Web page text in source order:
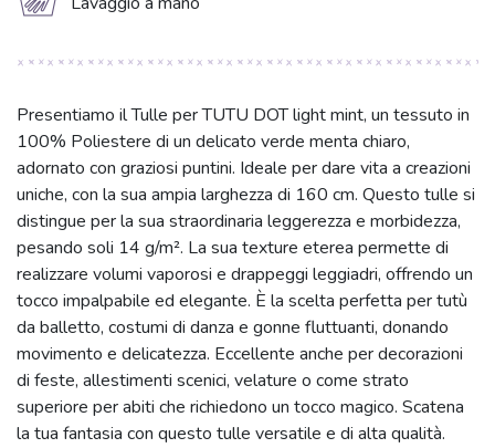
Presentiamo il Tulle per TUTU DOT light mint, un tessuto in
100% Poliestere di un delicato verde menta chiaro,
adornato con graziosi puntini. Ideale per dare vita a creazioni
uniche, con la sua ampia larghezza di 160 cm. Questo tulle si
distingue per la sua straordinaria leggerezza e morbidezza,
pesando soli 14 g/m². La sua texture eterea permette di
realizzare volumi vaporosi e drappeggi leggiadri, offrendo un
tocco impalpabile ed elegante. È la scelta perfetta per tutù
da balletto, costumi di danza e gonne fluttuanti, donando
movimento e delicatezza. Eccellente anche per decorazioni
di feste, allestimenti scenici, velature o come strato
superiore per abiti che richiedono un tocco magico. Scatena
la tua fantasia con questo tulle versatile e di alta qualità.